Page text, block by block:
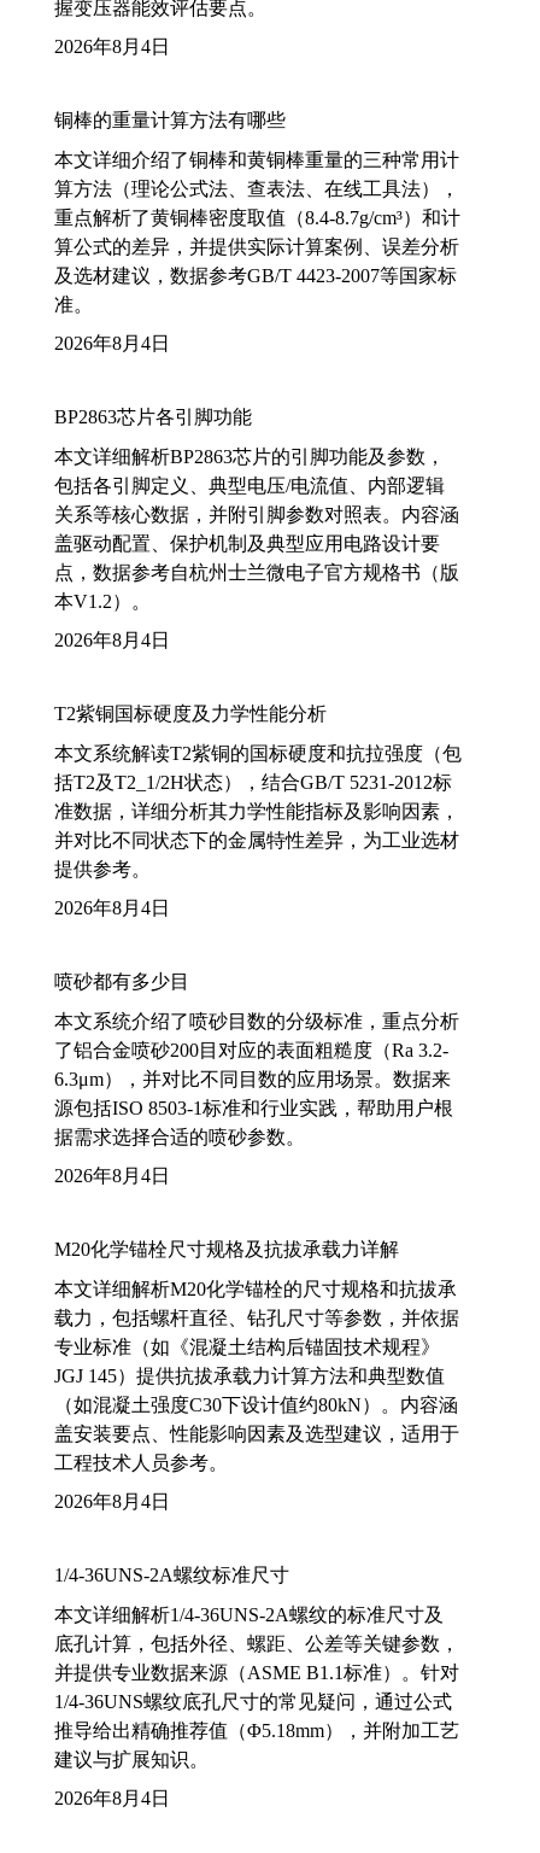
握变压器能效评估要点。
2026年8月4日
铜棒的重量计算方法有哪些
本文详细介绍了铜棒和黄铜棒重量的三种常用计
算方法（理论公式法、查表法、在线工具法），
重点解析了黄铜棒密度取值（8.4-8.7g/cm³）和计
算公式的差异，并提供实际计算案例、误差分析
及选材建议，数据参考GB/T 4423-2007等国家标
准。
2026年8月4日
BP2863芯片各引脚功能
本文详细解析BP2863芯片的引脚功能及参数，
包括各引脚定义、典型电压/电流值、内部逻辑
关系等核心数据，并附引脚参数对照表。内容涵
盖驱动配置、保护机制及典型应用电路设计要
点，数据参考自杭州士兰微电子官方规格书（版
本V1.2）。
2026年8月4日
T2紫铜国标硬度及力学性能分析
本文系统解读T2紫铜的国标硬度和抗拉强度（包
括T2及T2_1/2H状态），结合GB/T 5231-2012标
准数据，详细分析其力学性能指标及影响因素，
并对比不同状态下的金属特性差异，为工业选材
提供参考。
2026年8月4日
喷砂都有多少目
本文系统介绍了喷砂目数的分级标准，重点分析
了铝合金喷砂200目对应的表面粗糙度（Ra 3.2-
6.3μm），并对比不同目数的应用场景。数据来
源包括ISO 8503-1标准和行业实践，帮助用户根
据需求选择合适的喷砂参数。
2026年8月4日
M20化学锚栓尺寸规格及抗拔承载力详解
本文详细解析M20化学锚栓的尺寸规格和抗拔承
载力，包括螺杆直径、钻孔尺寸等参数，并依据
专业标准（如《混凝土结构后锚固技术规程》
JGJ 145）提供抗拔承载力计算方法和典型数值
（如混凝土强度C30下设计值约80kN）。内容涵
盖安装要点、性能影响因素及选型建议，适用于
工程技术人员参考。
2026年8月4日
1/4-36UNS-2A螺纹标准尺寸
本文详细解析1/4-36UNS-2A螺纹的标准尺寸及
底孔计算，包括外径、螺距、公差等关键参数，
并提供专业数据来源（ASME B1.1标准）。针对
1/4-36UNS螺纹底孔尺寸的常见疑问，通过公式
推导给出精确推荐值（Φ5.18mm），并附加工艺
建议与扩展知识。
2026年8月4日